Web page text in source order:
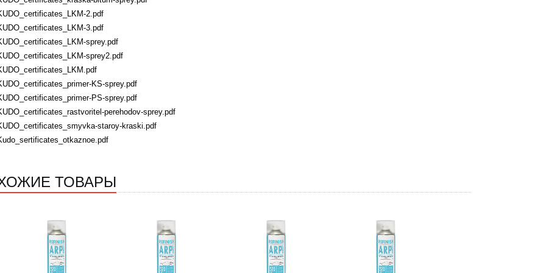
2.pdf
3.pdf
sprey.pdf
sprey2.pdf
KS-sprey.pdf
PS-sprey.pdf
perehodov-sprey.pdf
staroy-kraski.pdf
ТОВАРЫ